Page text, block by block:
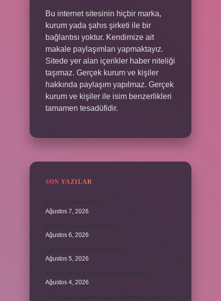
Bu internet sitesinin hiçbir marka,
kurum yada şahıs şirketi ile bir
bağlantısı yoktur. Kendimize ait
makale paylaşımları yapmaktayız.
Sitede yer alan içerikler haber niteliği
taşımaz. Gerçek kurum ve kişiler
hakkında paylaşım yapılmaz. Gerçek
kurum ve kişiler ile isim benzerlikleri
tamamen tesadüfidir.
SON YAZILAR
Ağustos 7, 2026
Ağustos 6, 2026
Ağustos 5, 2026
Ağustos 4, 2026